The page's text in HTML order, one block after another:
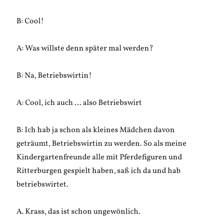
B: Cool!
A: Was willste denn später mal werden?
B: Na, Betriebswirtin!
A: Cool, ich auch … also Betriebswirt
B: Ich hab ja schon als kleines Mädchen davon
geträumt, Betriebswirtin zu werden. So als meine
Kindergartenfreunde alle mit Pferdefiguren und
Ritterburgen gespielt haben, saß ich da und hab
betriebswirtet.
A. Krass, das ist schon ungewönlich.